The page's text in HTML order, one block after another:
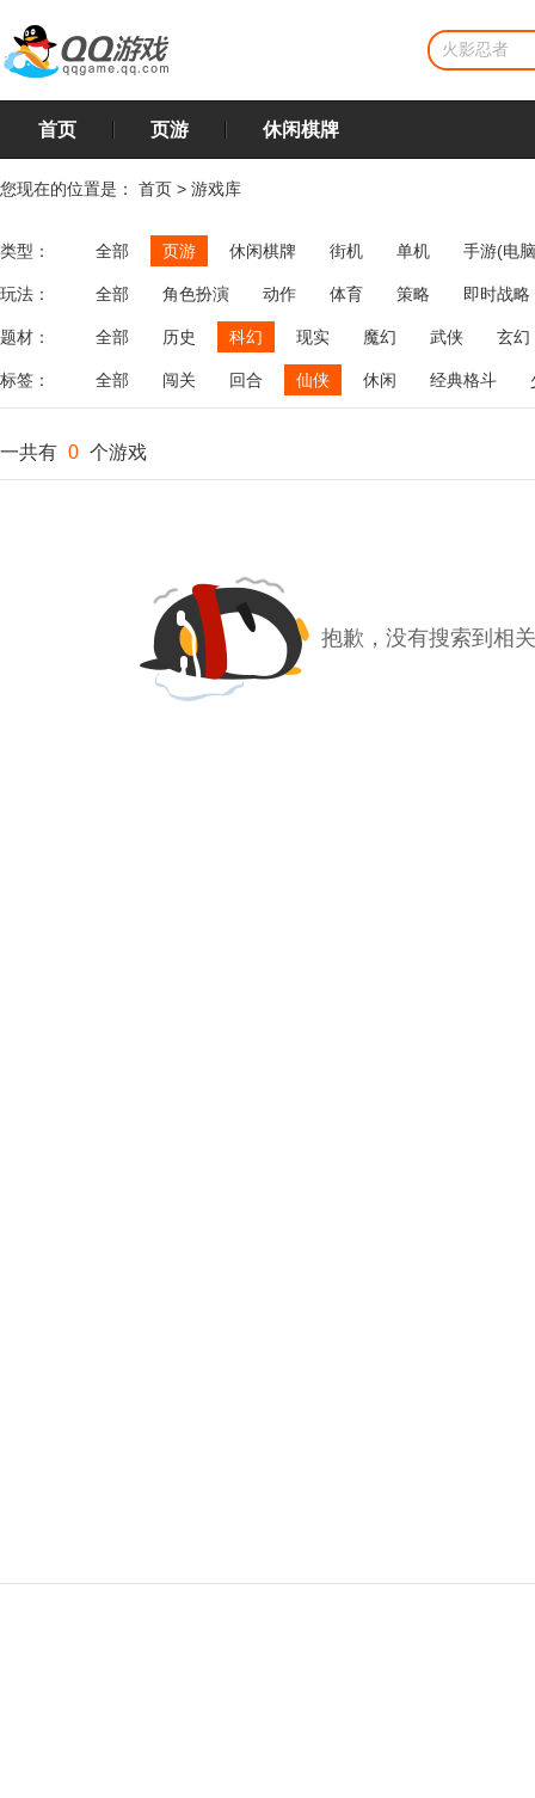
首页 页游 休闲棋牌
您现在的位置是： 首页 > 游戏库
类型： 全部 页游 休闲棋牌 街机 单机 手游(电
玩法： 全部 角色扮演 动作 体育 策略
即时战略
飞行
恋爱 第三人称射击 棋类 牌类 麻将
题材： 全部 历史 科幻 现实 魔幻 武侠 玄幻
标签： 全部 闯关 回合 仙侠 休闲 经典格斗
一共有 0 个游戏
抱歉，没有搜索到相